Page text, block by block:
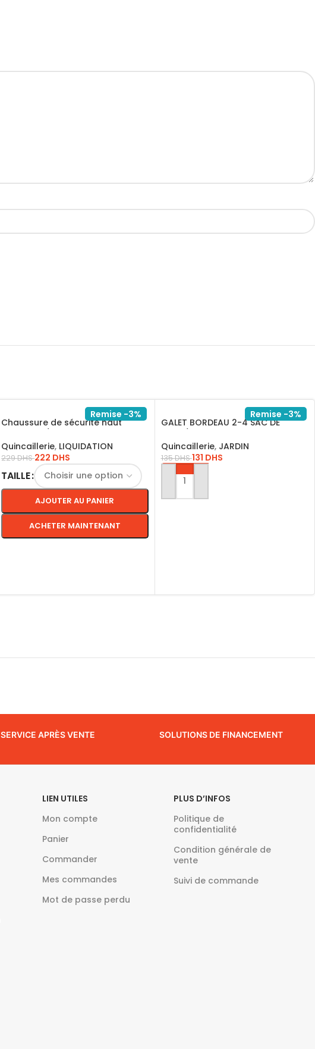
Remise -3%
Chaussure de sécurité haut
Quincaillerie, LIQUIDATION
229DHS 222 DHS
TAILLE
AJOUTER AU PANIER
ACHETER MAINTENANT
Remise -3%
GALET BORDEAU 2-4 SAC DE
Quincaillerie, JARDIN
135DHS131 DHS
AJOUTER AU PANIER
SERVICE APRÈS VENTE SOLUTIONS DE FINANCEMENT
LIEN UTILES
Mon compte
Panier
Commander
Mes commandes
Mot de passe perdu
PLUS D’INFOS
Politique de
confidentialité
Condition générale de
vente
Suivi de commande